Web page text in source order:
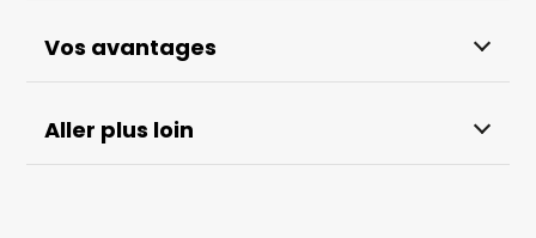
Vos avantages
Aller plus loin